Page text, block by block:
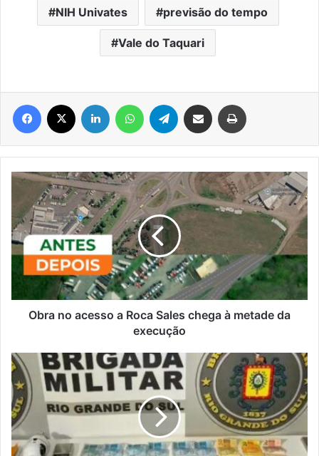
NIH Univates previsão do tempo
Vale do Taquari
Facebook Linkedin WhatsAppTelegram Compartilhar via e-mail
Obra
acesso
Roca
Sales
chega
metade
Obra no acesso a Roca Sales chega à metade da
execução
Casal
é
preso
por
tráfico
de
drogas